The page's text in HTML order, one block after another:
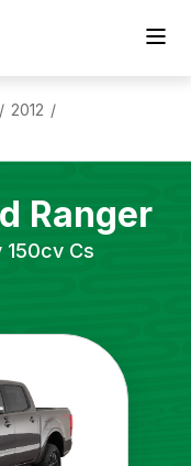
/ 2012 /
Ranger
150cv Cs